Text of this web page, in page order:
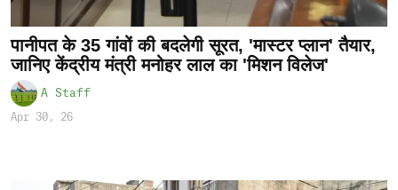
पानीपत के 35 गांवों की बदलेगी सूरत, 'मास्टर प्लान' तैयार,
जानिए केंद्रीय मंत्री मनोहर लाल का 'मिशन विलेज'
A Staff
Apr 30, 26